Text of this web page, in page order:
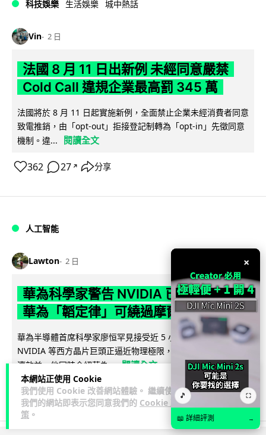
本網站正使用 Cookie
我們使用 Cookie 改善網站體驗。 繼續使用
我們的網站即表示您同意我們的 Cookie 政
策 。
科技娛樂 生活娛樂 城中熱話
Vin 2 日
法國 8 月 11 日出新例 未經同意嚴禁
Cold Call 違規企業最高罰 345 萬
法國將於 8 月 11 日起實施新例，全面禁止企業未經消費者同意
致電推銷，由「opt-out」拒接登記制轉為「opt-in」先徵同意
機制。違...
閱讀全文
362 27 ↗ 分享
人工智能
Lawton 2 日
華為科學家警告 NVIDIA 已近物理極限
華為「韜定律」可繞過摩爾定律瓶頸
華為半導體首席科學家廖恒罕見接受近 5 小時專訪，警告
NVIDIA 等西方晶片巨頭正逼近物理極限，傳統製程升級已失經
濟效益。他同時介紹華為... 閱讀全文
1,593 602 ↗ 分享
×
🎵 ⛶
📖 詳細評測 →